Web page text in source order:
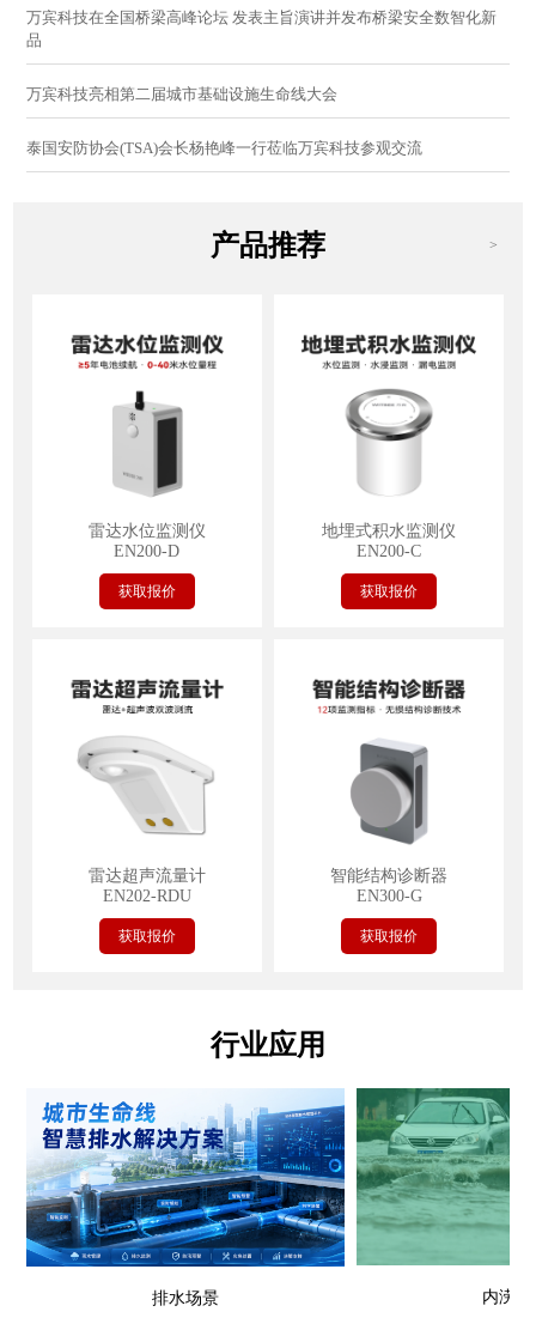
万宾科技在全国桥梁高峰论坛 发表主旨演讲并发布桥梁安全数智化新
品
万宾科技亮相第二届城市基础设施生命线大会
泰国安防协会(TSA)会长杨艳峰一行莅临万宾科技参观交流
产品推荐 >
雷达水位监测仪
EN200-D
获取报价
地埋式积水监测仪
EN200-C
获取报价
雷达超声流量计
EN202-RDU
获取报价
智能结构诊断器
EN300-G
获取报价
行业应用
排水场景 内涝场